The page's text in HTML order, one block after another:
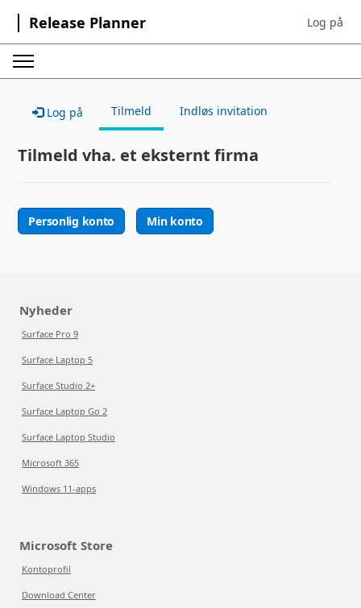
Release Planner Sign in to
Log på
Log på Tilmeld Indløs invitation
Tilmeld vha. et eksternt firma
Personlig konto Min konto
Nyheder
Surface Pro 9
Surface Laptop 5
Surface Studio 2+
Surface Laptop Go 2
Surface Laptop Studio
Microsoft 365
Windows 11-apps
Microsoft Store
Kontoprofil
Download Center